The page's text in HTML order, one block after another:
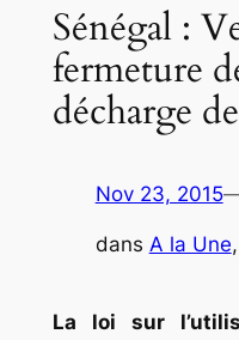
Sénégal :
fermeture
décharge
Nov 23, 2015
dans A la Une,
La loi sur